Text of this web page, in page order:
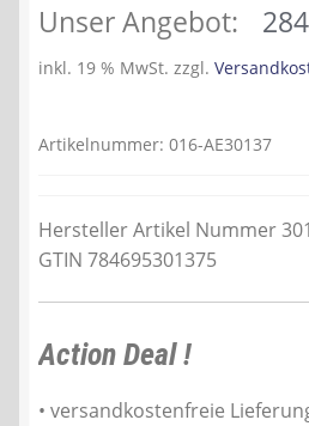
Ursprünglicher
Preis
299,99 €
Unser Angebot:
inkl. 19 % MwSt. zzgl.
Hersteller Artikel Nummer
GTIN 784695301375
Action Deal !
• versandkostenfreie
Artikelnummer: 016-AE30137